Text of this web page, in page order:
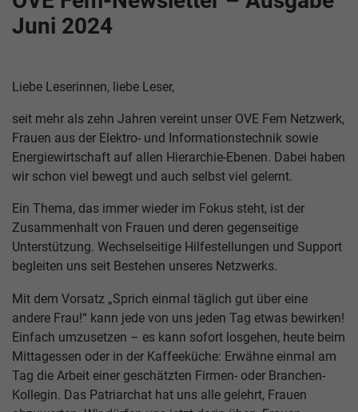
Juni 2024
Liebe Leserinnen, liebe Leser,
seit mehr als zehn Jahren vereint unser OVE Fem Netzwerk,
Frauen aus der Elektro- und Informationstechnik sowie
Energiewirtschaft auf allen Hierarchie-Ebenen. Dabei haben
wir schon viel bewegt und auch selbst viel gelernt.
Ein Thema, das immer wieder im Fokus steht, ist der
Zusammenhalt von Frauen und deren gegenseitige
Unterstützung. Wechselseitige Hilfestellungen und Support
begleiten uns seit Bestehen unseres Netzwerks.
Mit dem Vorsatz „Sprich einmal täglich gut über eine
andere Frau!“ kann jede von uns jeden Tag etwas bewirken!
Einfach umzusetzen – es kann sofort losgehen, heute beim
Mittagessen oder in der Kaffeeküche: Erwähne einmal am
Tag die Arbeit einer geschätzten Firmen- oder Branchen-
Kollegin. Das Patriarchat hat uns alle gelehrt, Frauen